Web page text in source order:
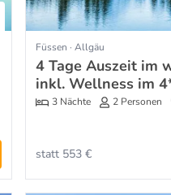
Füssen · Allgäu
4 Tage Auszeit im
inkl. Wellness im
3 Nächte 2 Personen
statt 553 €